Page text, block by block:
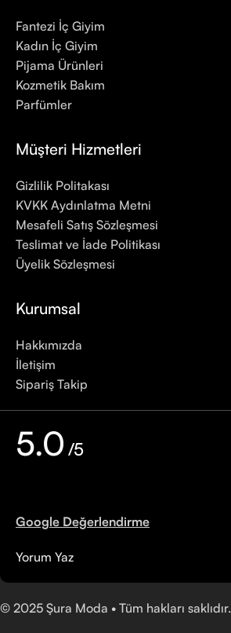
Fantezi İç Giyim
Kadın İç Giyim
Pijama Ürünleri
Kozmetik Bakım
Parfümler
Müşteri Hizmetleri
Gizlilik Politakası
KVKK Aydınlatma Metni
Mesafeli Satış Sözleşmesi
Teslimat ve İade Politikası
Üyelik Sözleşmesi
Kurumsal
Hakkımızda
İletişim
Sipariş Takip
5.0 /5
Google Değerlendirme
Yorum Yaz
© 2025 Şura Moda • Tüm hakları saklıdır.